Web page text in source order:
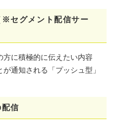
※セグメント配信サー
方に積極的に伝えたい内容
通知される「プッシュ型」
配信